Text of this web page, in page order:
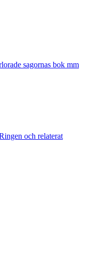
sagornas bok mm
och relaterat